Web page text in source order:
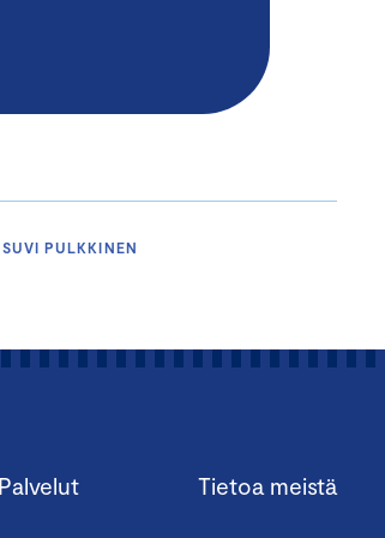
PULKKINEN
Palvelut Tietoa meistä